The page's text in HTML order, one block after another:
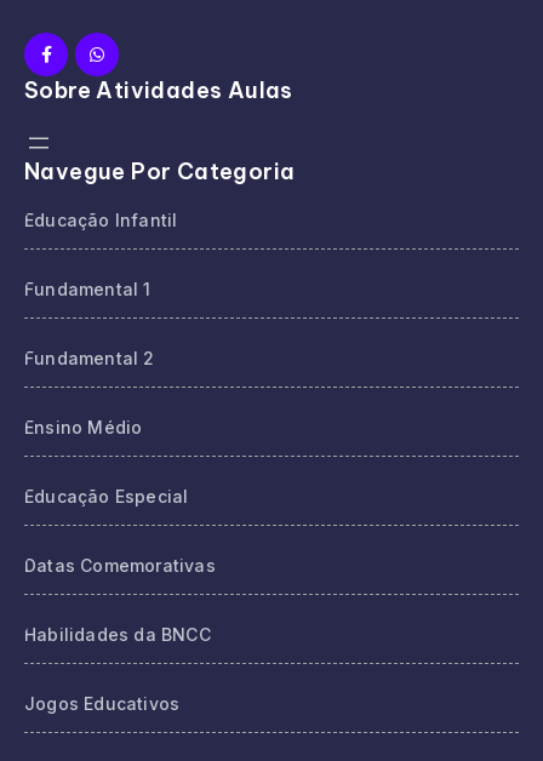
Sobre Atividades Aulas
Navegue Por Categoria
Educação Infantil
Fundamental 1
Fundamental 2
Ensino Médio
Educação Especial
Datas Comemorativas
Habilidades da BNCC
Jogos Educativos